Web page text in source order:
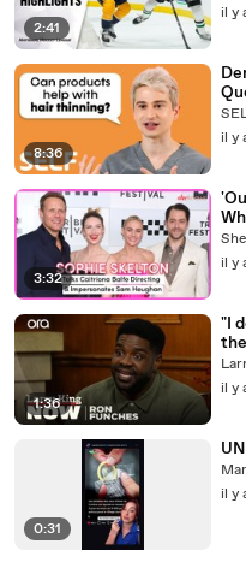
2:41
il y
8:36
il y
3:32
il y
1:36
"I
il y
0:31
il y